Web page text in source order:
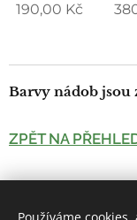
190,00 Kč
Barvy nádob jsou
ZPĚT NA